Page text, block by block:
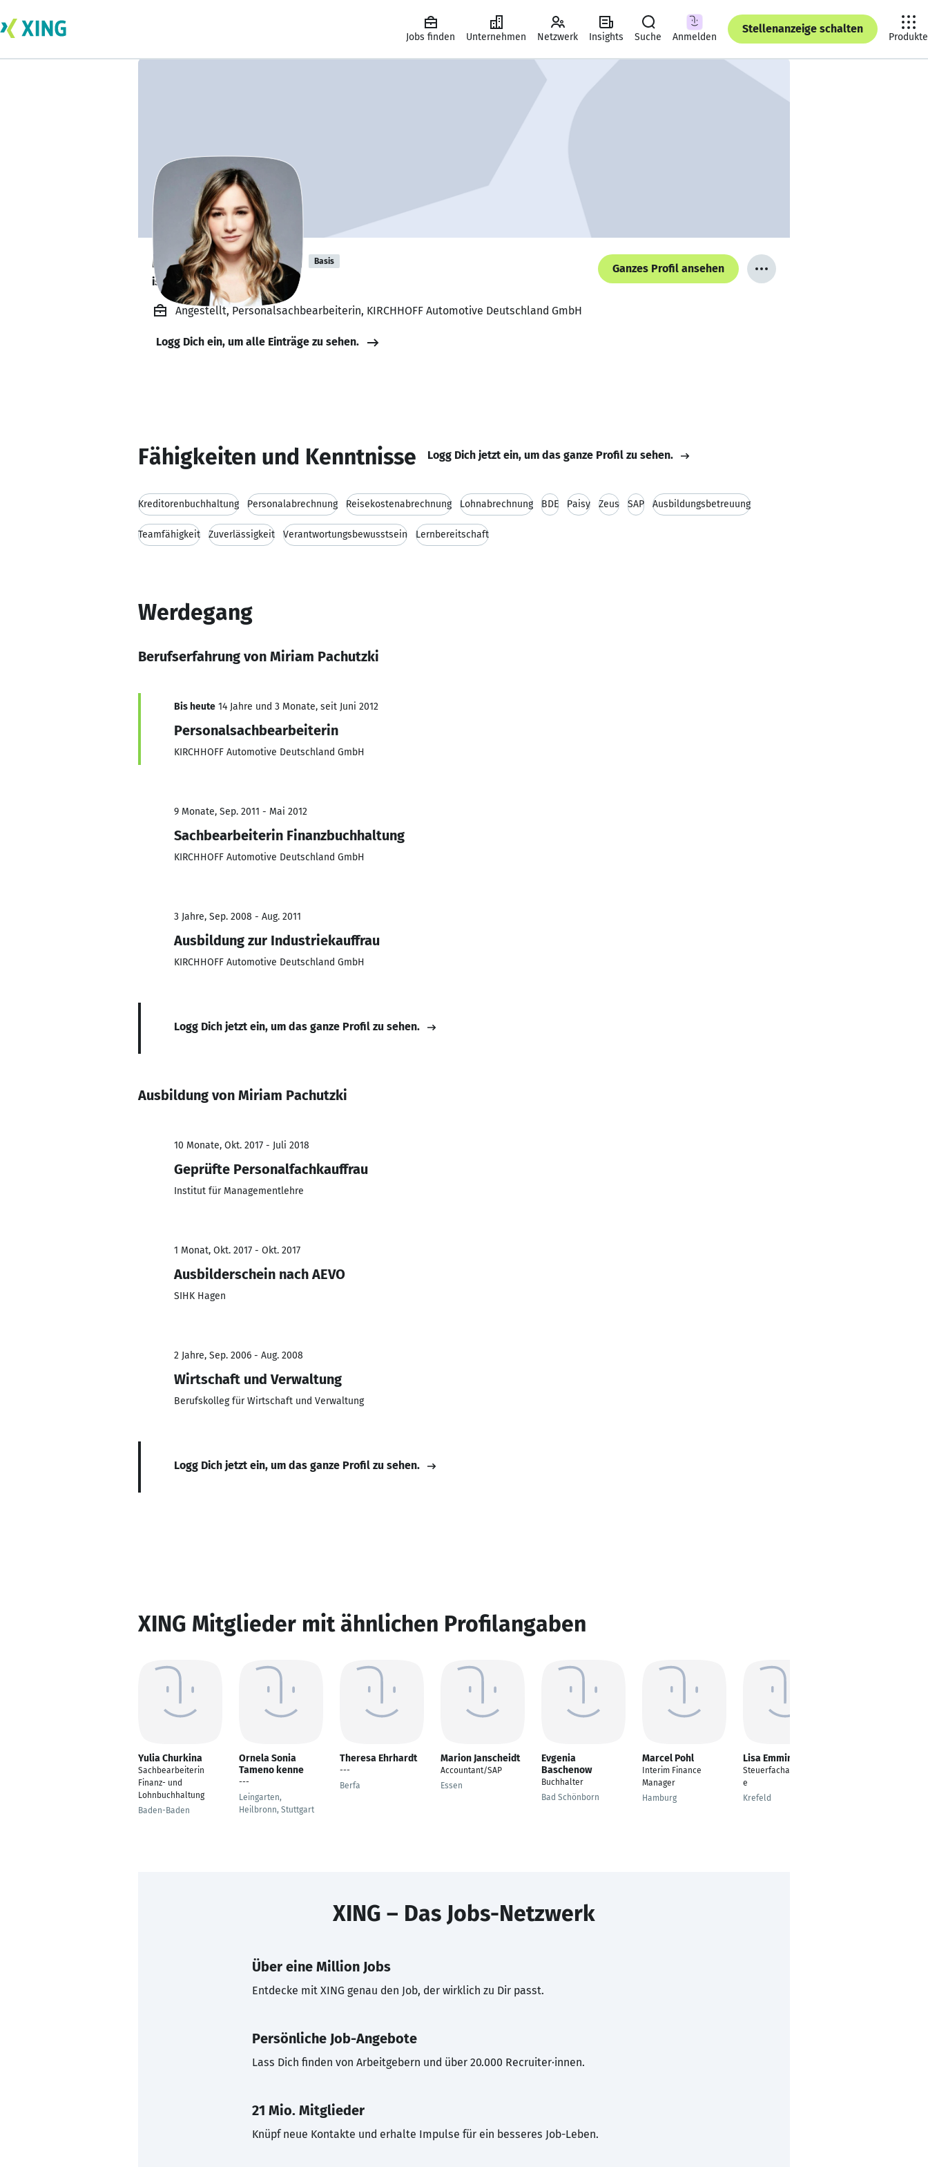
Jobs finden Unternehmen Netzwerk Insights Suche Anmelden
Stellenanzeige schalten
Produkte
Miriam Pachutzki Basis
ist in Elternzeit. 👶
Ganzes Profil ansehen
Angestellt, Personalsachbearbeiterin, KIRCHHOFF Automotive Deutschland GmbH
Logg Dich ein, um alle Einträge zu sehen.
Fähigkeiten und Kenntnisse Logg Dich jetzt ein, um das ganze Profil zu sehen.
Kreditorenbuchhaltung Personalabrechnung Reisekostenabrechnung Lohnabrechnung BDE Paisy Zeus SAP Ausbildungsbetreuung
Teamfähigkeit Zuverlässigkeit Verantwortungsbewusstsein Lernbereitschaft
Werdegang
Berufserfahrung von Miriam Pachutzki
Bis heute 14 Jahre und 3 Monate, seit Juni 2012
Personalsachbearbeiterin
KIRCHHOFF Automotive Deutschland GmbH
9 Monate, Sep. 2011 - Mai 2012
Sachbearbeiterin Finanzbuchhaltung
KIRCHHOFF Automotive Deutschland GmbH
3 Jahre, Sep. 2008 - Aug. 2011
Ausbildung zur Industriekauffrau
KIRCHHOFF Automotive Deutschland GmbH
Logg Dich jetzt ein, um das ganze Profil zu sehen.
Ausbildung von Miriam Pachutzki
10 Monate, Okt. 2017 - Juli 2018
Geprüfte Personalfachkauffrau
Institut für Managementlehre
1 Monat, Okt. 2017 - Okt. 2017
Ausbilderschein nach AEVO
SIHK Hagen
2 Jahre, Sep. 2006 - Aug. 2008
Wirtschaft und Verwaltung
Berufskolleg für Wirtschaft und Verwaltung
Logg Dich jetzt ein, um das ganze Profil zu sehen.
XING Mitglieder mit ähnlichen Profilangaben
Yulia Churkina
Sachbearbeiterin
Finanz- und
Lohnbuchhaltung
Baden-Baden
Ornela Sonia
Tameno kenne
---
Leingarten,
Heilbronn, Stuttgart
Theresa Ehrhardt
---
Berfa
Marion Janscheidt
Accountant/SAP
Essen
Evgenia
Baschenow
Buchhalter
Bad Schönborn
Marcel Pohl
Interim Finance
Manager
Hamburg
Lisa Emminger
Steuerfachangestellt
e
Krefeld
XING – Das Jobs-Netzwerk
Über eine Million Jobs
Entdecke mit XING genau den Job, der wirklich zu Dir passt.
Persönliche Job-Angebote
Lass Dich finden von Arbeitgebern und über 20.000 Recruiter·innen.
21 Mio. Mitglieder
Knüpf neue Kontakte und erhalte Impulse für ein besseres Job-Leben.